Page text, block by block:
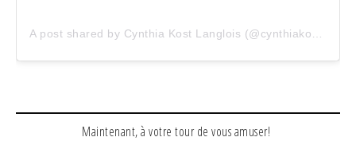
Maintenant, à votre tour de vous amuser!